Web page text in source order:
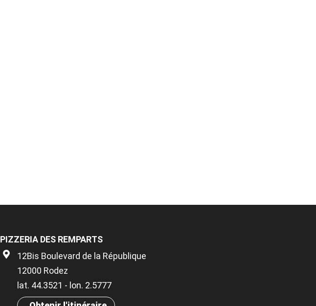
PIZZERIA DES REMPARTS
12Bis Boulevard de la République
12000 Rodez
lat. 44.3521 - lon. 2.5777